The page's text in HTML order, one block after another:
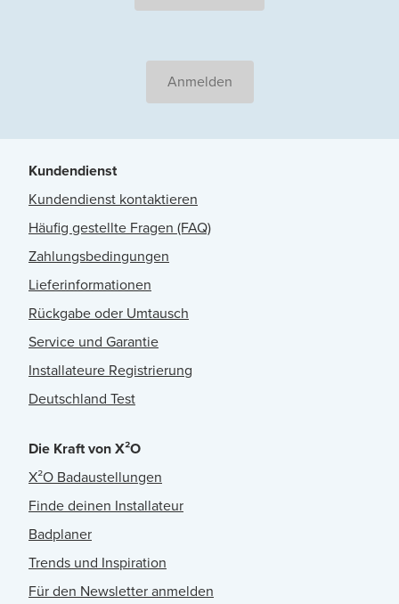
Anmelden
Kundendienst
Kundendienst kontaktieren
Häufig gestellte Fragen (FAQ)
Zahlungsbedingungen
Lieferinformationen
Rückgabe oder Umtausch
Service und Garantie
Installateure Registrierung
Deutschland Test
Die Kraft von X²O
X²O Badaustellungen
Finde deinen Installateur
Badplaner
Trends und Inspiration
Für den Newsletter anmelden